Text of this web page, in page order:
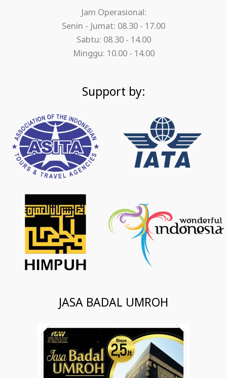
Jam Operasional:
Senin - Jumat: 08.30 - 17.00
Sabtu: 08.30 - 14.00
Minggu: 10.00 - 14.00
Support by:
JASA BADAL UMROH